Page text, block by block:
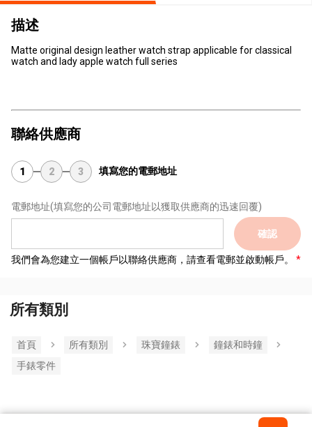
描述
Matte original design leather watch strap applicable for classical
watch and lady apple watch full series
聯絡供應商
1 2 3 填寫您的電郵地址
電郵地址(填寫您的公司電郵地址以獲取供應商的迅速回覆)
確認
我們會為您建立一個帳戶以聯絡供應商，請查看電郵並啟動帳戶。
所有類別
首頁 所有類別 珠寶鐘錶
鐘錶和時鐘
手錶零件